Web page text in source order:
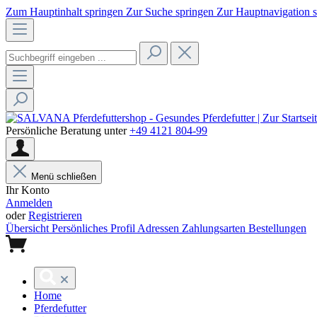
Zum Hauptinhalt springen Zur Suche springen Zur Hauptnavigation
Persönliche Beratung unter+49 4121 804-99
Menü schließen
Ihr Konto
Anmelden
oderRegistrieren
Übersicht Persönliches Profil Adressen Zahlungsarten Bestellungen
Home
Pferdefutter